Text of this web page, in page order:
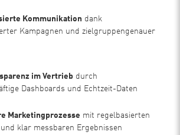
Kommunikation dank
Kampagnen und zielgruppengenauer
im Vertrieb durch
Dashboards und Echtzeit-Daten
Marketingprozesse mit regelbasierten
klar messbaren Ergebnissen